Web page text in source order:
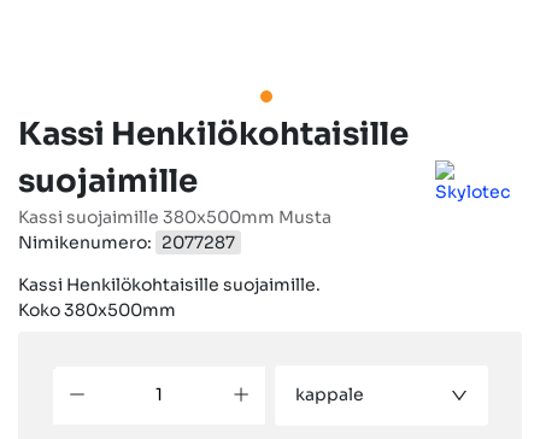
Kassi Henkilökohtaisille
suojaimille
Kassi suojaimille 380x500mm Musta
Nimikenumero: 2077287
Kassi Henkilökohtaisille suojaimille.
Koko 380x500mm
kappale